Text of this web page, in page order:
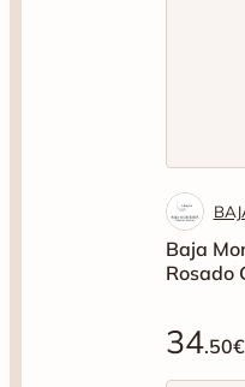
Baja
Rosado
34.50€